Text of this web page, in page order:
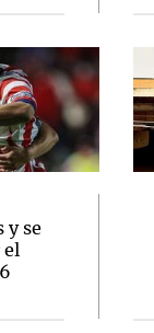
y se
el
Notas
en Groenlandia